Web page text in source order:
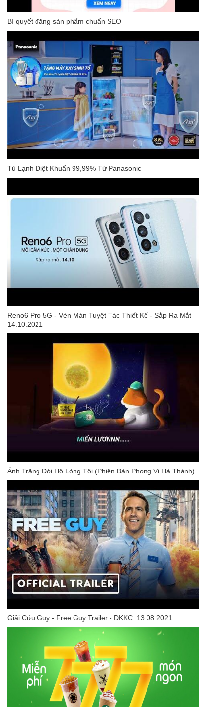
Bí quyết đăng sản phẩm chuẩn SEO
Tủ Lạnh Diệt Khuẩn 99,99% Từ Panasonic
Reno6 Pro 5G - Vén Màn Tuyệt Tác Thiết Kế - Sắp Ra Mắt
14.10.2021
Ánh Trăng Đói Hộ Lòng Tôi (Phiên Bản Phong Vị Hà Thành)
Giải Cứu Guy - Free Guy Trailer - DKKC: 13.08.2021